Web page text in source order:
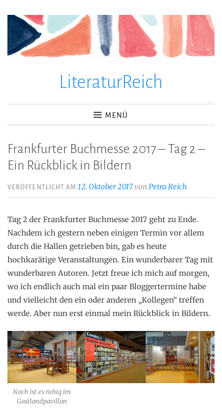
Zum
springen
LiteraturReich
MENÜ
Frankfurter Buchmesse 2017 – Tag 2 –
Ein Rückblick in Bildern
VERÖFFENTLICHT AM 12. Oktober 2017von Petra Reich
Tag 2 der Frankfurter Buchmesse 2017 geht zu Ende.
Nachdem ich gestern neben einigen Termin vor allem
durch die Hallen getrieben bin, gab es heute
hochkarätige Veranstaltungen. Ein wunderbarer Tag mit
wunderbaren Autoren. Jetzt freue ich mich auf morgen,
wo ich endlich auch mal ein paar Bloggertermine habe
und vielleicht den ein oder anderen „Kollegen“ treffen
werde. Aber nun erst einmal mein Rückblick in Bildern.
Noch ist es ruhig im
Gastlandpavillon